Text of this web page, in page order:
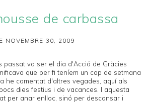
de carbassa
NOVEMBRE 30, 2009
passat va ser el dia d'Acció de Gràcies
que per fi teníem un cap de setmana
he comentat d'altres vegades, aquí als
dies festius i de vacances. I aquesta
per anar enlloc, sinó per descansar i